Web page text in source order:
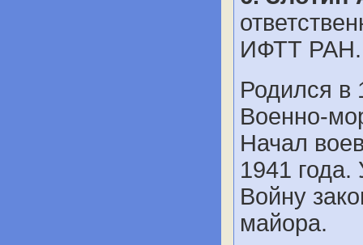
ИФТТ РАН.
Родился в
Военно-
Начал
1941
Войну
майора.